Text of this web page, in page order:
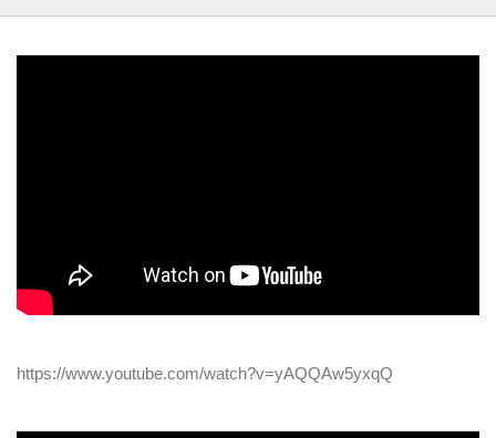
https://www.youtube.com/watch?v=yAQQAw5yxqQ